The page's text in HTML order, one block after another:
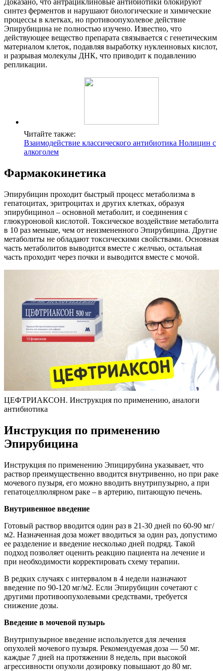
Доказано, что антрациклиновые антибиотики блокируют
синтез ферментов и нарушают биологические и химические
процессы в клетках, но противоопухолевое действие
Эпирубицина не полностью изучено. Известно, что
действующее вещество препарата связывается с генетическим
материалом клеток, подавляя выработку нуклеиновых кислот,
и разрывая молекулы ДНК, что приводит к подавлению
репликации.
Читайте также:
Взаимодействие классического антибиотика Нолицин с
алкоголем
Фармакокинетика
Эпирубицин проходит быстрый процесс метаболизма в
гепатоцитах, эритроцитах и других клетках, образуя
эпирубицинол – основной метаболит, и соединения с
глюкуроновой кислотой. Токсическое воздействие метаболита
в 10 раз меньше, чем от неизмененного Эпирубицина. Другие
метаболиты не обладают токсическими свойствами. Основная
часть метаболитов выводится вместе с желчью, остальная
часть проходит через почки и выводится вместе с мочой.
ЦЕФТРИАКСОН. Инструкция по применению, аналоги
антибиотика
Инструкция по применению
Эпирубицина
Инструкция по применению Эпицирубина указывает, что
раствор преимущественно вводится внутривенно, но при раке
мочевого пузыря, его можно вводить внутрипузырно, а при
гепатоцеллюлярном раке – в артерию, питающую печень.
Внутривенное введение
Готовый раствор вводится один раз в 21-30 дней по 60-90 мг/
м2. Назначенная доза может вводиться за один раз, допустимо
ее разделение и введение несколько дней подряд. Такой
подход позволяет оценить реакцию пациента на лечение и
при необходимости корректировать схему терапии.
В редких случаях с интервалом в 4 недели назначают
введение по 90-120 мг/м2. Если Эпирубицин сочетают с
другими противоопухолевыми средствами, требуется
снижение дозы.
Введение в мочевой пузырь
Внутрипузырное введение используется для лечения
опухолей мочевого пузыря. Рекомендуемая доза — 50 мг.
каждые 7 дней на протяжении 8 недель, при высокой
агрессивности опухоли дозировку повышают до 80 мг.